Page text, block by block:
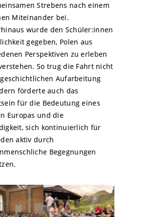
Strebens nach einem
Miteinander bei.
wurde den Schüler:innen
gegeben, Polen aus
Perspektiven zu erleben
So trug die Fahrt nicht
Aufarbeitung
förderte auch das
für die Bedeutung eines
Europas und die
sich kontinuierlich für
aktiv durch
Begegnungen